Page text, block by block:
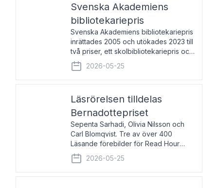
Svenska Akademiens
bibliotekariepris
Svenska Akademiens bibliotekariepris
inrättades 2005 och utökades 2023 till
två priser, ett skolbibliotekariepris och
ett folkbibliotekariepris. Priserna skall
tilldelas bibliotekarier vid svenska folk-
och skolbibliotek som gjort värdefull
2026-05-25
Läsrörelsen tilldelas
Bernadottepriset
Sepenta Sarhadi, Olivia Nilsson och
Carl Blomqvist. Tre av över 400
Läsande förebilder för Read Hour
Sverige. Foto: Michael Wall. Den ideella
föreningen Läsrörelsen tilldelas
Bernadottepriset 2026 för att den
2026-05-25